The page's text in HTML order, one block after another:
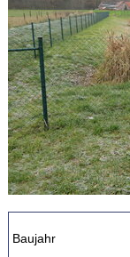
Baujahr